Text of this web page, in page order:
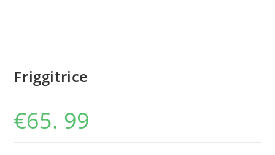
Friggitrice
€65. 99